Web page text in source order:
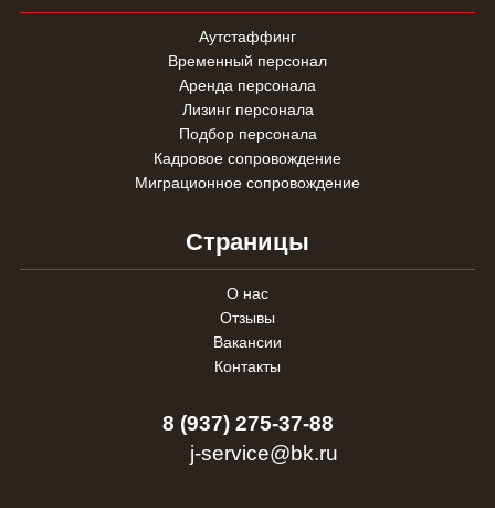
Аутстаффинг
Временный персонал
Аренда персонала
Лизинг персонала
Подбор персонала
Кадровое сопровождение
Миграционное сопровождение
Страницы
О нас
Отзывы
Вакансии
Контакты
8 (937) 275-37-88
j-service@bk.ru